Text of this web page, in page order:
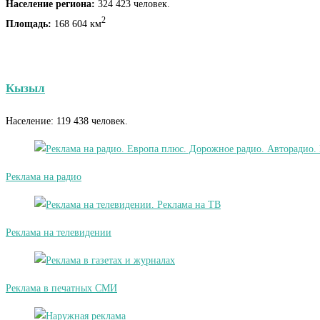
Население региона: 324 423 человек.
Площадь: 168 604 км2
Кызыл
Население: 119 438 человек.
Реклама на радио
Реклама на телевидении
Реклама в печатных СМИ